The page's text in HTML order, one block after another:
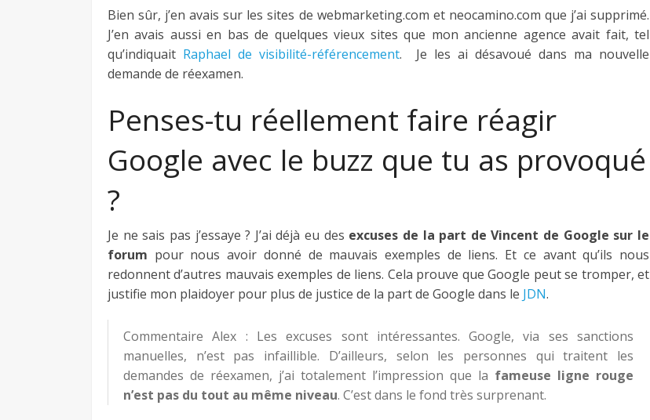
Bien sûr, j’en avais sur les sites de webmarketing.com et neocamino.com que j’ai supprimé.
J’en avais aussi en bas de quelques vieux sites que mon ancienne agence avait fait, tel
qu’indiquait Raphael de visibilité-référencement. Je les ai désavoué dans ma nouvelle
demande de réexamen.
Penses-tu réellement faire réagir
Google avec le buzz que tu as provoqué
?
Je ne sais pas j’essaye ? J’ai déjà eu des excuses de la part de Vincent de Google sur le
forum pour nous avoir donné de mauvais exemples de liens. Et ce avant qu’ils nous
redonnent d’autres mauvais exemples de liens. Cela prouve que Google peut se tromper, et
justifie mon plaidoyer pour plus de justice de la part de Google dans le JDN.
Commentaire Alex : Les excuses sont intéressantes. Google, via ses sanctions
manuelles, n’est pas infaillible. D’ailleurs, selon les personnes qui traitent les
demandes de réexamen, j’ai totalement l’impression que la fameuse ligne rouge
n’est pas du tout au même niveau. C’est dans le fond très surprenant.